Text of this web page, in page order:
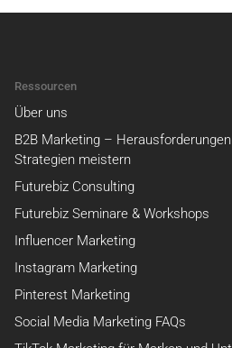
Ressourcen
Über uns
B2B Marketing –
Strategien meistern
Futurebiz Consulting
Futurebiz Seminare & Workshops
Influencer Marketing
Instagram Marketing
Pinterest Marketing
Social Media Marketing FAQs